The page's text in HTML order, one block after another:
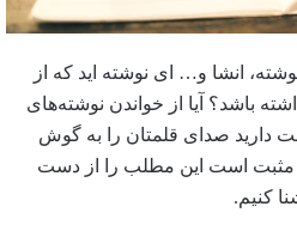
انشا و… ای نوشته اید که از
باشد؟ آیا از خواندن نوشته‌های
دارید صدای قلمتان را به گوش
مثبت است این مطلب را از دست
کنیم.